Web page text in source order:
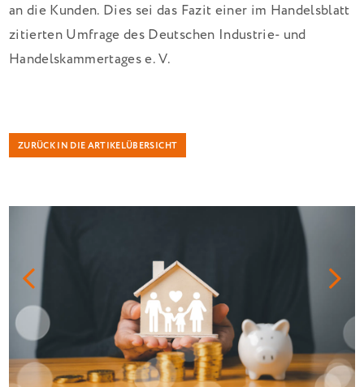
an die Kunden. Dies sei das Fazit einer im Handelsblatt
zitierten Umfrage des Deutschen Industrie- und
Handelskammertages e. V.
ZURÜCK IN DIE ARTIKELÜBERSICHT